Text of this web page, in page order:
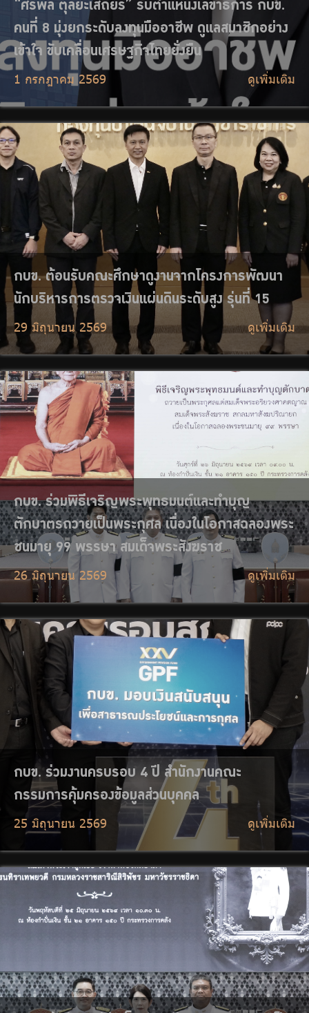
กบข. ต้อนรับคณะศึกษาดูงานจากโครงการพัฒนา
นักบริหารการตรวจเงินแผ่นดินระดับสูง รุ่นที่ 15
29 มิถุนายน 2569 ดูเพิ่มเติม
กบข. ร่วมพิธีเจริญพระพุทธมนต์และทำบุญ
ตักบาตรถวายเป็นพระกุศล เนื่องในโอกาสฉลองพระ
ชนมายุ 99 พรรษา สมเด็จพระสังฆราช
26 มิถุนายน 2569 ดูเพิ่มเติม
กบข. ร่วมงานครบรอบ 4 ปี สำนักงานคณะ
กรรมการคุ้มครองข้อมูลส่วนบุคคล
25 มิถุนายน 2569 ดูเพิ่มเติม
กบข. เข้าร่วมพิธีบำเพ็ญกุศลปัณรสมวาร ถวายเป็น
พระราชกุศล เจ้าฟ้าพัชรกิติยาภาฯ
25 มิถุนายน 2569 ดูเพิ่มเติม
กบข. ร่วมจัด Thailand Global Investment
Workshop 2026 เวทีแลกเปลี่ยนมุมมองการลงทุน